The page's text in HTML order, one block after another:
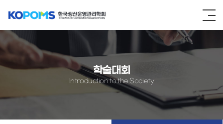
학술대회
Introduction to the Society